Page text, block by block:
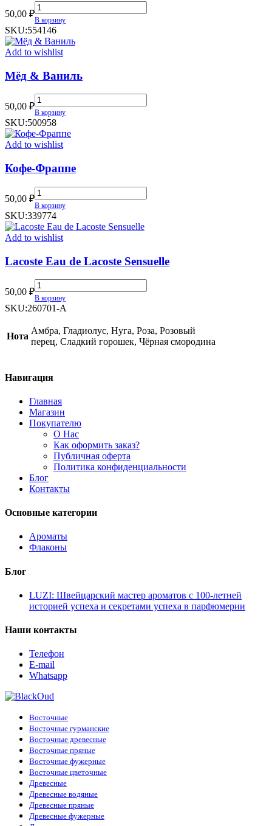
50,00 ₽
Яблоко
&
Корица
quantity
В корзину
SKU:554146
Add to wishlist
Мёд & Ваниль
50,00 ₽
Мёд
&
Ваниль
quantity
В корзину
SKU:500958
Add to wishlist
Кофе-Фраппе
50,00 ₽
Кофе-
Фраппе
quantity
В корзину
SKU:339774
Add to wishlist
Lacoste Eau de Lacoste Sensuelle
50,00 ₽
Lacoste
Eau
de
Sensuelle
quantity
В корзину
SKU:260701-A
Нота
Амбра, Гладиолус, Нуга, Роза, Розовый
перец, Сладкий горошек, Чёрная смородина
Навигация
Главная
Магазин
Покупателю
О Нас
Как оформить заказ?
Публичная оферта
Политика конфиденциальности
Блог
Контакты
Основные категории
Ароматы
Флаконы
Блог
LUZI: Швейцарский мастер ароматов с 100-летней
историей успеха и секретами успеха в парфюмерии
Наши контакты
Телефон
E-mail
Whatsapp
Восточные
Восточные гурманские
Восточные древесные
Восточные пряные
Восточные фужерные
Восточные цветочные
Древесные
Древесные водяные
Древесные пряные
Древесные фужерные